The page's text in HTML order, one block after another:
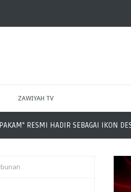
ZAWIYAH TV
HADIR SEBAGAI IKON DESA RANTAU